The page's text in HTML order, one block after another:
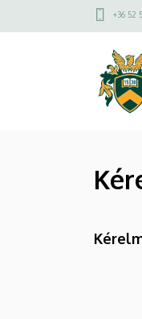
Kérelmek
a
Felső
menü
+36 52